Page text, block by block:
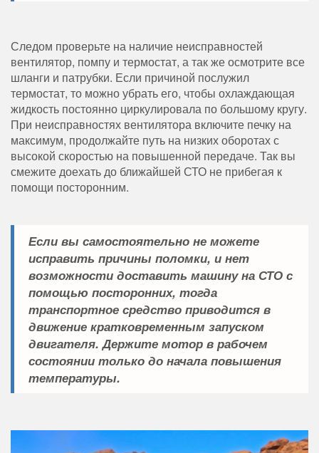
Следом проверьте на наличие неисправностей
вентилятор, помпу и термостат, а так же осмотрите все
шланги и патрубки. Если причиной послужил
термостат, то можно убрать его, чтобы охлаждающая
жидкость постоянно циркулировала по большому кругу.
При неисправностях вентилятора включите печку на
максимум, продолжайте путь на низких оборотах с
высокой скоростью на повышенной передаче. Так вы
смежите доехать до ближайшей СТО не прибегая к
помощи посторонним.
Если вы самостоятельно не можете
исправить причины поломки, и нет
возможности доставить машину на СТО с
помощью посторонних, тогда
транспортное средство приводится в
движение кратковременным запуском
двигателя. Держите мотор в рабочем
состоянии только до начала повышения
температуры.